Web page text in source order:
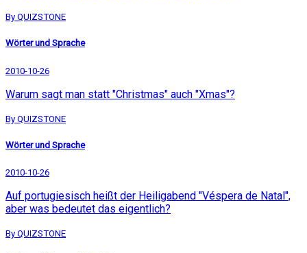
By QUIZSTONE
Wörter und Sprache
2010-10-26
Warum sagt man statt "Christmas" auch "Xmas"?
By QUIZSTONE
Wörter und Sprache
2010-10-26
Auf portugiesisch heißt der Heiligabend "Véspera de Natal",
aber was bedeutet das eigentlich?
By QUIZSTONE